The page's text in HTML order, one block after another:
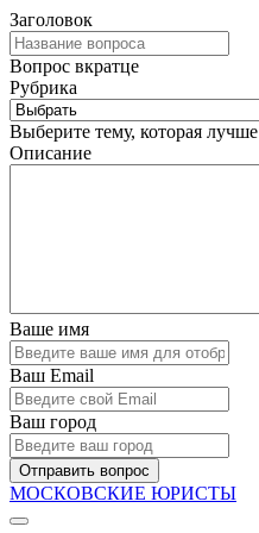
Заголовок
Вопрос вкратце
Рубрика
Выберите тему, которая
Описание
Ваше имя
Ваш Email
Ваш город
Отправить вопрос
МОСКОВСКИЕ ЮРИСТЫ